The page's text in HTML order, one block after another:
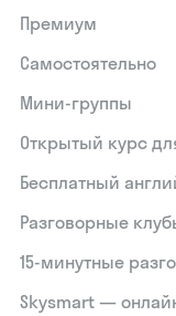
Премиум
Самостоятельно
Мини-группы
Открытый курс
Бесплатный
Разговорные
15‑минутные
Skysmart —